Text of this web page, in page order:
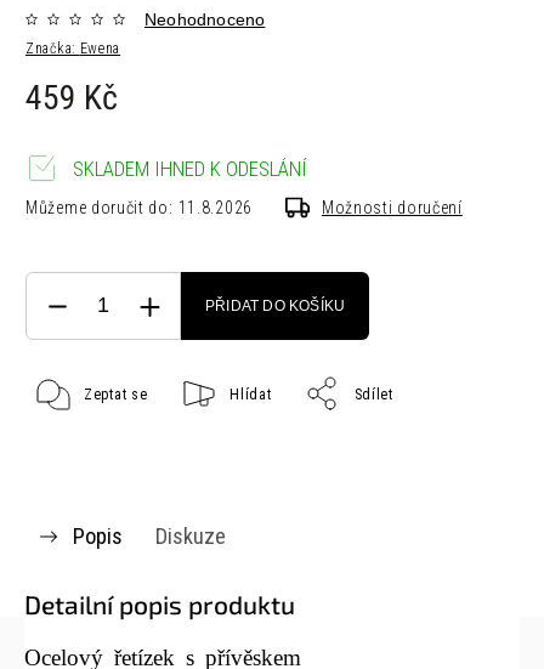
Značka: Ewena
Neohodnoceno
459 Kč
SKLADEM IHNED K ODESLÁNÍ
Můžeme doručit do: 11.8.2026 Možnosti doručení
PŘIDAT DO KOŠÍKU
Zeptat se Hlídat Sdílet
Popis Diskuze
Detailní popis produktu
Ocelový řetízek s přívěskem